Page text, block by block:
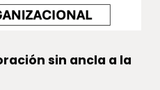
sin ancla a la